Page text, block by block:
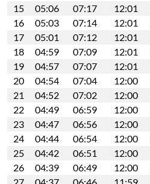
15
05:06 07:17 12:01
16
05:03 07:14 12:01
17
05:01 07:12 12:01
18
04:59 07:09 12:01
19
04:57 07:07 12:01
20
04:54 07:04 12:00
21
04:52 07:02 12:00
22
04:49 06:59 12:00
23
04:47 06:56 12:00
24
04:44 06:54 12:00
25
04:42 06:51 12:00
26
04:39 06:49 12:00